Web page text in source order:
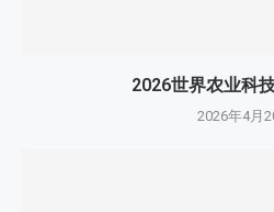
2026世界农业科
2026年4月